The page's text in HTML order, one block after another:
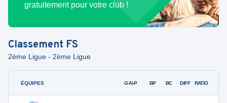
gratuitement pour votre club !
Classement FS
2ème Ligue - 2ème Ligue
ÉQUIPES G-N-P BP BC DIFF RATIO